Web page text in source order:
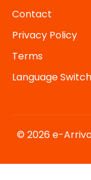
Contact
Privacy Policy
Terms
Language
© 2026 e-